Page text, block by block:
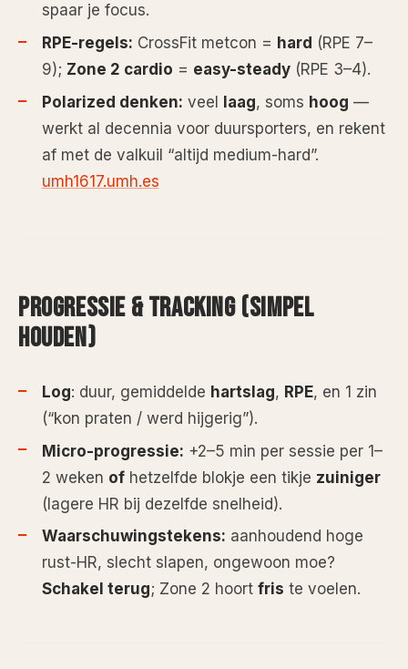
spaar je focus.
RPE-regels: CrossFit metcon = hard (RPE 7–
9); Zone 2 cardio = easy-steady(RPE 3–4).
Polarized denken: veel laag, soms hoog —
werkt al decennia voor duursporters, en rekent
af met de valkuil “altijd medium-hard”.
umh1617.umh.es
PROGRESSIE & TRACKING (SIMPEL
HOUDEN)
Log: duur, gemiddelde hartslag, RPE, en 1 zin
(“kon praten / werd hijgerig”).
Micro-progressie: +2–5 min per sessie per 1–
2 weken ofhetzelfde blokje een tikje zuiniger
(lagere HR bij dezelfde snelheid).
Waarschuwingstekens: aanhoudend hoge
rust-HR, slecht slapen, ongewoon moe?
Schakel terug; Zone 2 hoort fris te voelen.